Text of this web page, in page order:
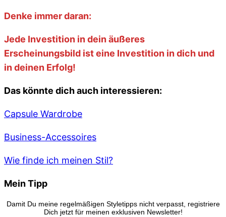
Denke immer daran:
Jede Investition in dein äußeres
Erscheinungsbild ist eine Investition in dich und
in deinen Erfolg!
Das könnte dich auch interessieren:
Capsule Wardrobe
Business-Accessoires
Wie finde ich meinen Stil?
Mein Tipp
Damit Du meine regelmäßigen Styletipps nicht verpasst, registriere
Dich jetzt für meinen exklusiven Newsletter!